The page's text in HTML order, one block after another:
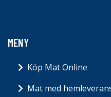
MENY
Köp Mat Online
Mat med